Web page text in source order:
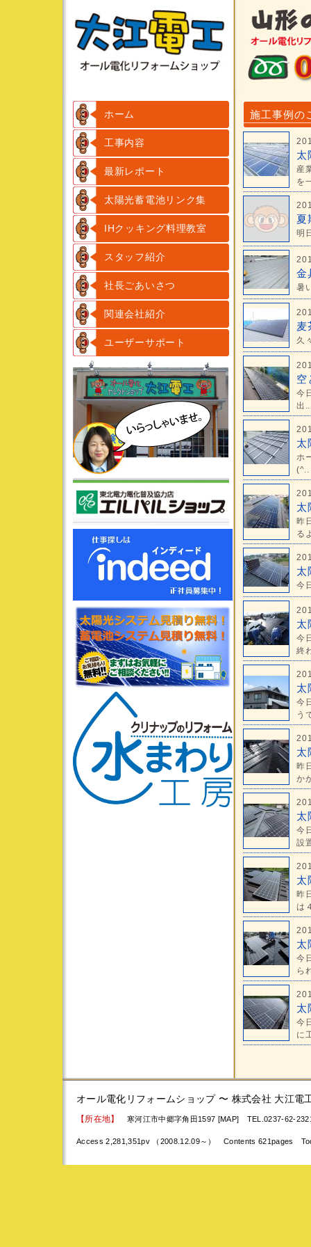
ホーム
工事内容
最新レポート
太陽光蓄電池リンク集
IHクッキング料理教室
スタッフ紹介
社長ごあいさつ
関連会社紹介
ユーザーサポート
施工事例の
太
産
を
夏
明
金
暑
麦
久
空
今
出..
太
ホ
(^..
太
昨
る
太
今
太
今
終
太
今
う
太
昨
か
太
今
設
太
昨
は
太
今
ら
太
今
に
オール電化リフォームショップ 〜 株式会社 大江電
【所在地】 寒河江市中郷字角田1597 [MAP] TEL.0237-62-
Access 2,281,351pv （2008.12.09～） Contents 621pages